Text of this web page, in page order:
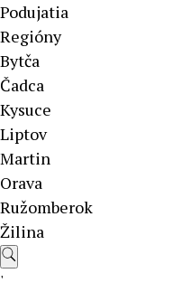
Podujatia
Regióny
Bytča
Čadca
Kysuce
Liptov
Martin
Orava
Ružomberok
Žilina
'